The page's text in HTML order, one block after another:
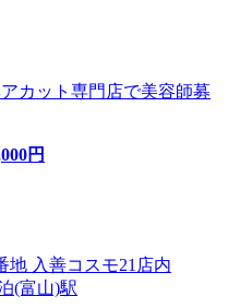
カット専門店で美容師募
円
地 入善コスモ21店内
(富山)駅